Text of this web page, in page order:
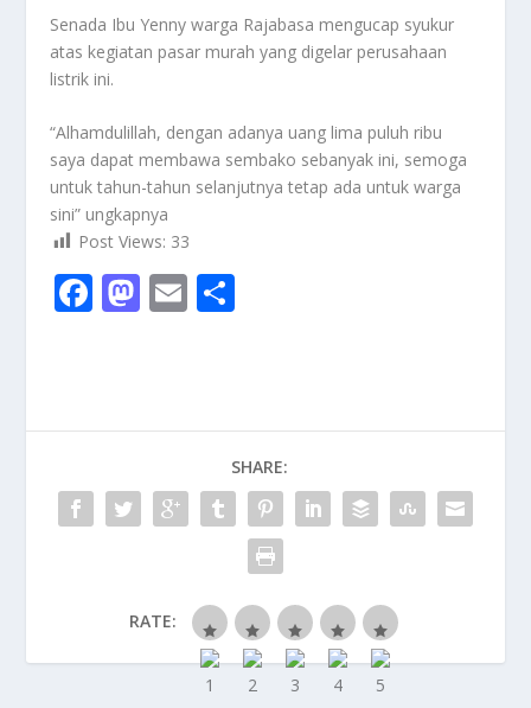
Senada Ibu Yenny warga Rajabasa mengucap syukur
atas kegiatan pasar murah yang digelar perusahaan
listrik ini.
“Alhamdulillah, dengan adanya uang lima puluh ribu
saya dapat membawa sembako sebanyak ini, semoga
untuk tahun-tahun selanjutnya tetap ada untuk warga
sini” ungkapnya
Post Views: 33
F
o
o
k
M
o
n
E
SHARE:
RATE: